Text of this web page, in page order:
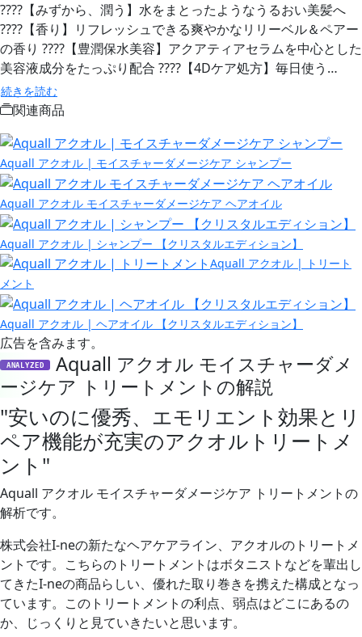
????【みずから、潤う】水をまとったようなうるおい美髪へ
????【香り】リフレッシュできる爽やかなリリーベル＆ペアー
の香り ????【豊潤保水美容】アクアティアセラムを中心とした
美容液成分をたっぷり配合 ????【4Dケア処方】毎日使う…
続きを読む
関連商品
Aquall アクオル | モイスチャーダメージケア シャンプー
Aquall アクオル モイスチャーダメージケア ヘアオイル
Aquall アクオル | シャンプー 【クリスタルエディション】
Aquall アクオル | トリート
メント
Aquall アクオル | ヘアオイル 【クリスタルエディション】
広告を含みます。
ANALYZED
Aquall アクオル モイスチャーダメ
ージケア トリートメントの解説
"安いのに優秀、エモリエント効果とリ
ペア機能が充実のアクオルトリートメ
ント"
Aquall アクオル モイスチャーダメージケア トリートメントの
解析です。
株式会社I-neの新たなヘアケアライン、アクオルのトリートメ
ントです。こちらのトリートメントはボタニストなどを輩出し
てきたI-neの商品らしい、優れた取り巻きを携えた構成となっ
ています。このトリートメントの利点、弱点はどこにあるの
か、じっくりと見ていきたいと思います。